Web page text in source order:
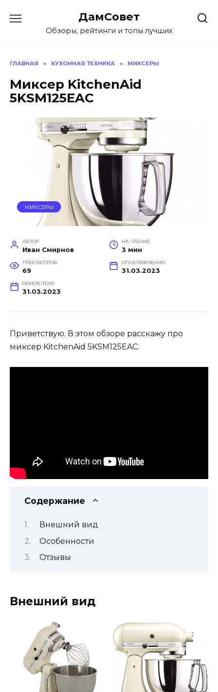
содержанию
ДамСовет
Обзоры, рейтинги и топы лучших
ГЛАВНАЯ » КУХОННАЯ ТЕХНИКА » МИКСЕРЫ
Миксер KitchenAid
5KSM125EAC
МИКСЕРЫ
АВТОР
Иван Смирнов
НА ЧТЕНИЕ
3 мин
ПРОСМОТРОВ
69
ОПУБЛИКОВАНО
31.03.2023
ОБНОВЛЕНО
31.03.2023
Приветствую. В этом обзоре расскажу про
миксер KitchenAid 5KSM125EAC.
Содержание
Внешний вид
Особенности
Отзывы
Внешний вид